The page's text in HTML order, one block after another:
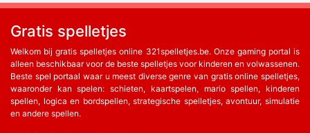
Gratis spelletjes
Welkom bij gratis spelletjes online 321spelletjes.be. Onze gaming portal is
alleen beschikbaar voor de beste spelletjes voor kinderen en volwassenen.
Beste spel portaal waar u meest diverse genre van gratis online spelletjes,
waaronder kan spelen: schieten, kaartspelen, mario spellen, kinderen
spellen, logica en bordspellen, strategische spelletjes, avontuur, simulatie
en andere spellen.